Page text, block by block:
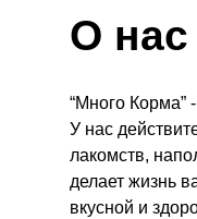
“Много Корма”
У нас
лакомств,
делает жизнь
вкусной и
О нас